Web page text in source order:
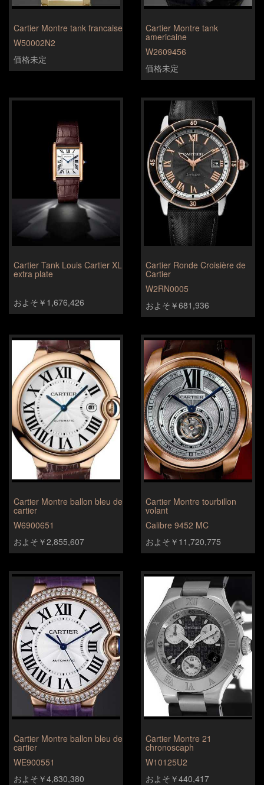
Cartier Montre tank francaise
W50002N2
価格未定
Cartier Montre tank
americaine
W2609456
価格未定
Cartier Tank Louis Cartier XL
extra plate
およそ￥1,676,426
Cartier Ronde Croisière de
Cartier
W2RN0005
およそ￥681,936
Cartier Montre ballon bleu de
cartier
W6900651
およそ￥2,855,607
Cartier Montre tourbillon
volant
Calibre 9452 MC
およそ￥11,720,775
Cartier Montre ballon bleu de
cartier
WE900551
およそ￥4,830,380
Cartier Montre 21
chronoscaph
W10125U2
およそ￥440,417